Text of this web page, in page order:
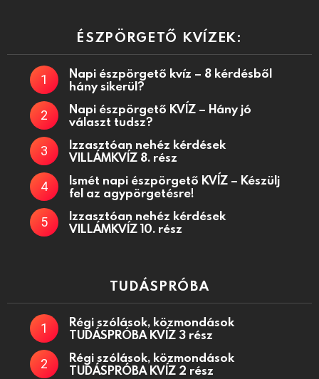
ÉSZPÖRGETŐ KVÍZEK:
Napi észpörgető kvíz – 8 kérdésből
hány sikerül?
Napi észpörgető KVÍZ – Hány jó
választ tudsz?
Izzasztóan nehéz kérdések
VILLÁMKVÍZ 8. rész
Ismét napi észpörgető KVÍZ – Készülj
fel az agypörgetésre!
Izzasztóan nehéz kérdések
VILLÁMKVÍZ 10. rész
TUDÁSPRÓBA
Régi szólások, közmondások
TUDÁSPRÓBA KVÍZ 3 rész
Régi szólások, közmondások
TUDÁSPRÓBA KVÍZ 2 rész